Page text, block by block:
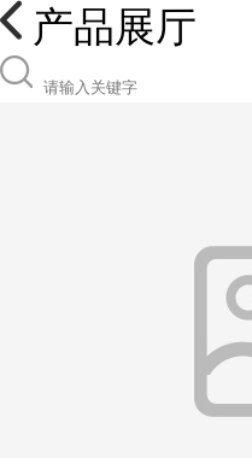
产品展厅